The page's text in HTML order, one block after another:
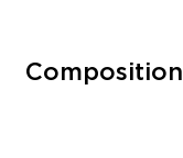
Composition